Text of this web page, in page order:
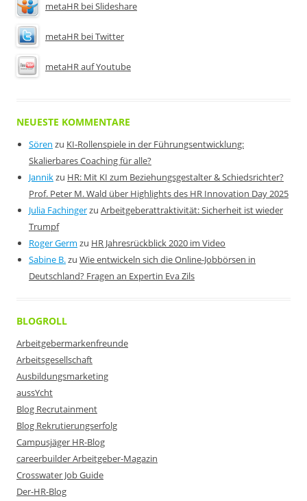
metaHR bei Slideshare
metaHR bei Twitter
metaHR auf Youtube
NEUESTE KOMMENTARE
Sören zu KI-Rollenspiele in der Führungsentwicklung:
Skalierbares Coaching für alle?
Jannikzu HR: Mit KI zum Beziehungsgestalter & Schiedsrichter?
Prof. Peter M. Wald über Highlights des HR Innovation Day 2025
Julia Fachingerzu Arbeitgeberattraktivität: Sicherheit ist wieder
Trumpf
Roger Germ zu HR Jahresrückblick 2020 im Video
Sabine B.zu Wie entwickeln sich die Online-Jobbörsen in
Deutschland? Fragen an Expertin Eva Zils
BLOGROLL
Arbeitgebermarkenfreunde
Arbeitsgesellschaft
Ausbildungsmarketing
aussYcht
Blog Recrutainment
Blog Rekrutierungserfolg
Campusjäger HR-Blog
careerbuilder Arbeitgeber-Magazin
Crosswater Job Guide
Der-HR-Blog